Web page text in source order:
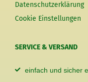
Datenschutzerklärung
Cookie Einstellungen
SERVICE & VERSAND
einfach und sicher